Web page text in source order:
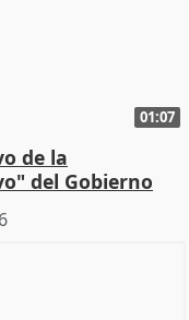
01:07
de la
del Gobierno